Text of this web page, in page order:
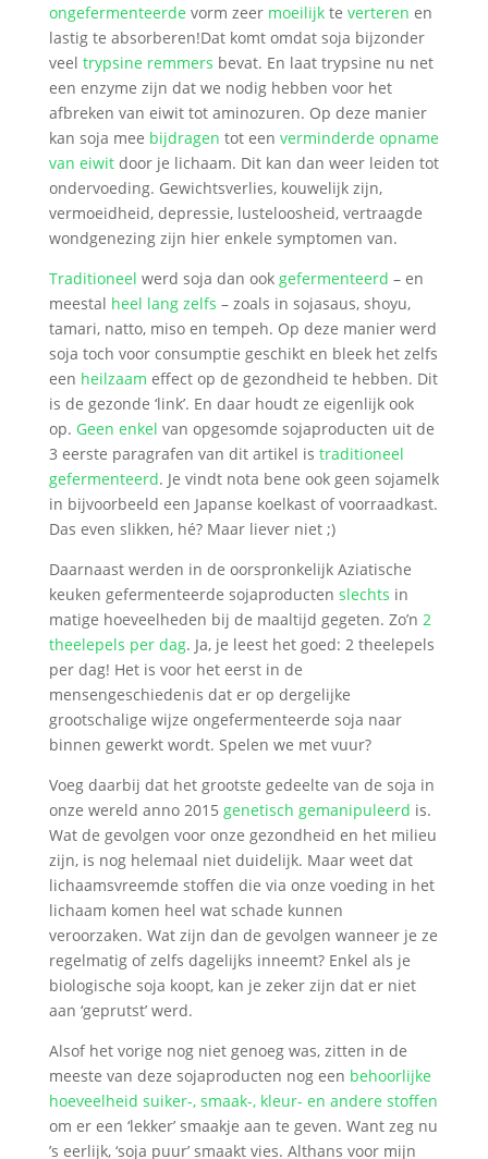
ongefermenteerdevorm zeer moeilijkte verteren en
lastig te absorberen!Dat komt omdat soja bijzonder
veel trypsine remmers bevat. En laat trypsine nu net
een enzyme zijn dat we nodig hebben voor het
afbreken van eiwit tot aminozuren. Op deze manier
kan soja mee bijdragen tot een verminderde opname
van eiwitdoor je lichaam. Dit kan dan weer leiden tot
ondervoeding. Gewichtsverlies, kouwelijk zijn,
vermoeidheid, depressie, lusteloosheid, vertraagde
wondgenezing zijn hier enkele symptomen van.
Traditioneel werd soja dan ook gefermenteerd – en
meestal heel lang zelfs – zoals in sojasaus, shoyu,
tamari, natto, miso en tempeh. Op deze manier werd
soja toch voor consumptie geschikt en bleek het zelfs
een heilzaam effect op de gezondheid te hebben. Dit
is de gezonde ‘link’. En daar houdt ze eigenlijk ook
op. Geen enkel van opgesomde sojaproducten uit de
3 eerste paragrafen van dit artikel is traditioneel
gefermenteerd. Je vindt nota bene ook geen sojamelk
in bijvoorbeeld een Japanse koelkast of voorraadkast.
Das even slikken, hé? Maar liever niet ;)
Daarnaast werden in de oorspronkelijk Aziatische
keuken gefermenteerde sojaproducten slechts in
matige hoeveelheden bij de maaltijd gegeten. Zo’n 2
theelepels per dag. Ja, je leest het goed: 2 theelepels
per dag! Het is voor het eerst in de
mensengeschiedenis dat er op dergelijke
grootschalige wijze ongefermenteerde soja naar
binnen gewerkt wordt. Spelen we met vuur?
Voeg daarbij dat het grootste gedeelte van de soja in
onze wereld anno 2015 genetisch gemanipuleerd is.
Wat de gevolgen voor onze gezondheid en het milieu
zijn, is nog helemaal niet duidelijk. Maar weet dat
lichaamsvreemde stoffen die via onze voeding in het
lichaam komen heel wat schade kunnen
veroorzaken. Wat zijn dan de gevolgen wanneer je ze
regelmatig of zelfs dagelijks inneemt? Enkel als je
biologische soja koopt, kan je zeker zijn dat er niet
aan ‘geprutst’ werd.
Alsof het vorige nog niet genoeg was, zitten in de
meeste van deze sojaproducten nog een behoorlijke
hoeveelheid suiker-, smaak-, kleur- en andere stoffen
om er een ‘lekker’ smaakje aan te geven. Want zeg nu
’s eerlijk, ‘soja puur’ smaakt vies. Althans voor mijn